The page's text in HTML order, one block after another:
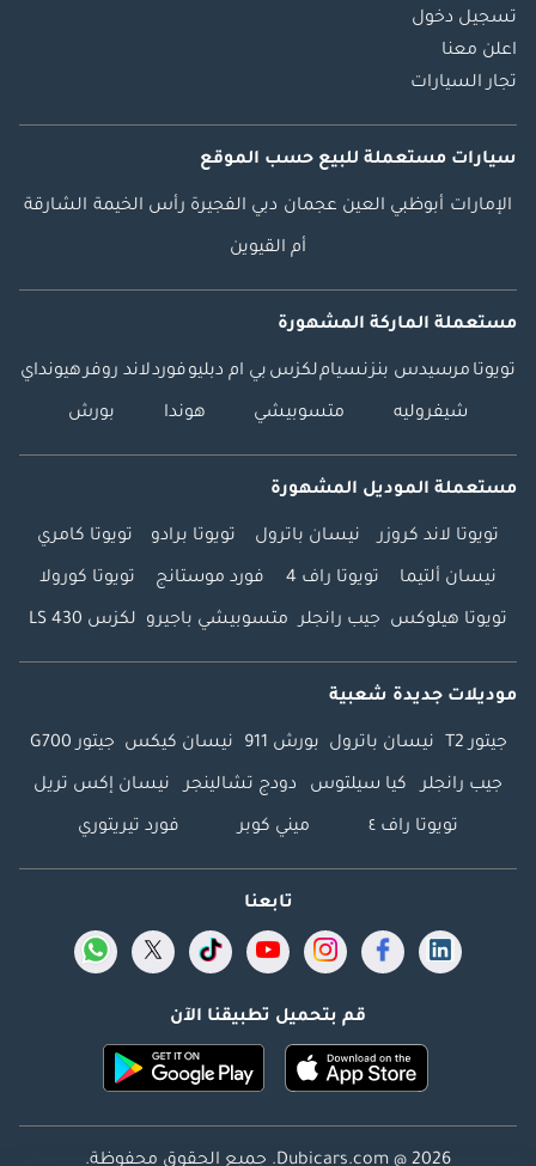
تسجيل دخول
اعلن معنا
تجار السيارات
سيارات مستعملة للبيع حسب الموقع
الإمارات أبوظبي العين عجمان دبي الفجيرة رأس الخيمة الشارقة
أم القيوين
مستعملة الماركة المشهورة
تويوتا مرسيدس بنزنسياملكزس بي ام دبليوفوردلاند روفرهيونداي
شيفروليه متسوبيشي هوندا بورش
مستعملة الموديل المشهورة
تويوتا لاند كروزر نيسان باترول تويوتا برادو تويوتا كامري
نيسان ألتيما تويوتا راف 4 فورد موستانج تويوتا كورولا
تويوتا هيلوكس جيب رانجلر متسوبيشي باجيرو لكزس LS 430
موديلات جديدة شعبية
جيتور T2 نيسان باترول بورش 911 نيسان كيكس جيتور G700
جيب رانجلر كيا سيلتوس دودج تشالينجر نيسان إكس تريل
تويوتا راف ٤ ميني كوبر فورد تيريتوري
تابعنا
قم بتحميل تطبيقنا الآن
Dubicars.com @ 2026. جميع الحقوق محفوظة.